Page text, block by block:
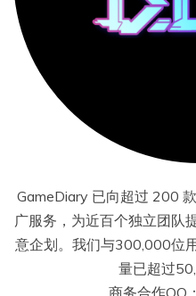
GameDiary 已向超过 200
广服务，为近百个独立团队
意企划。我们与300,000位
量已超过